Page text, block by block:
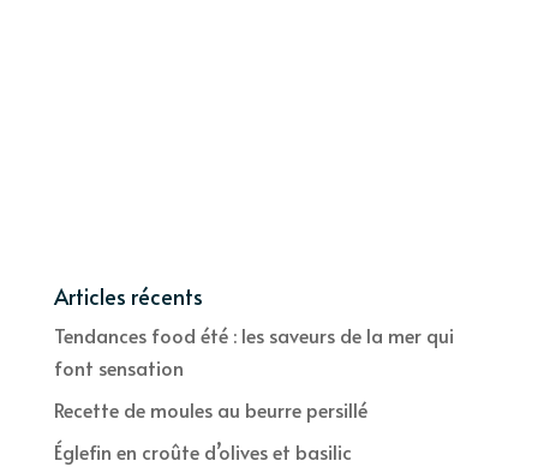
Articles récents
Tendances food été : les saveurs de la mer qui
font sensation
Recette de moules au beurre persillé
Églefin en croûte d’olives et basilic